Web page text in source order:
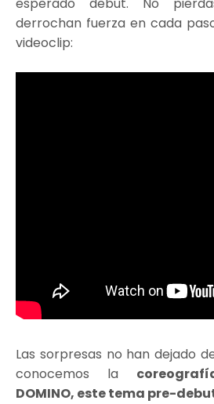
esperado debut. No
derrochan fuerza en cada
videoclip:
Las sorpresas no han dejado
conocemos la
DOMINO, este tema pre-debut